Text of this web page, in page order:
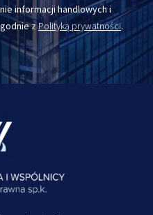
informacji handlowych i
zPolityką prywatności.